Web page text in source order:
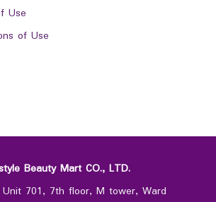
Use
of Use
Beauty Mart CO., LTD.
Unit 701, 7th floor, M tower, Ward